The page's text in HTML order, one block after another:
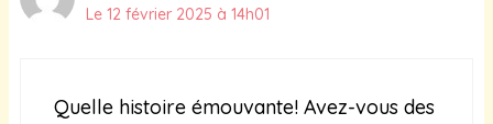
Le 12 février 2025 à 14h01
Quelle histoire émouvante! Avez-vous des